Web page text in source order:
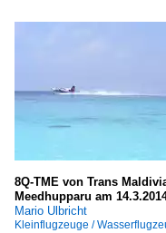
8Q-TME von Trans
Meedhupparu am
Mario Ulbricht
Kleinflugzeuge /